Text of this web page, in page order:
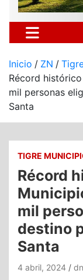
Inicio ZN
Récord
mil personas
Santa
TIGRE
Récord
mil
destino
Santa
4 abril, 2024 dn